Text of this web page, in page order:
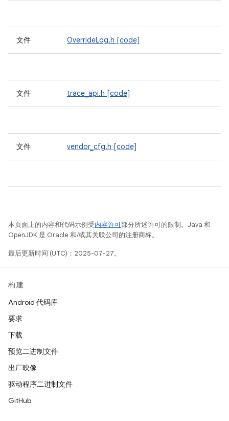
文件 OverrideLog.h [code]
文件 trace_api.h [code]
文件 vendor_cfg.h [code]
本页面上的内容和代码示例受内容许可部分所述许可的限制。Java 和
OpenJDK 是 Oracle 和/或其关联公司的注册商标。
最后更新时间 (UTC)：2025-07-27。
构建
Android 代码库
要求
下载
预览二进制文件
出厂映像
驱动程序二进制文件
GitHub